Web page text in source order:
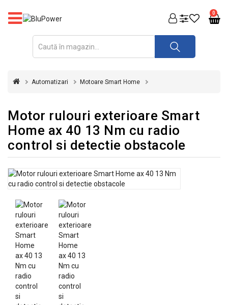
0
PRODUSE
FOTOVOLTAICE
INVERTOARE
UPS
STABILIZATOARE
DE
CASA
GRADINA
SCULE
ECHIPAMENTE
ELECTRICE
Automatizari Motoare Smart Home
Motor rulouri exterioare Smart
Home ax 40 13 Nm cu radio
control si detectie obstacole